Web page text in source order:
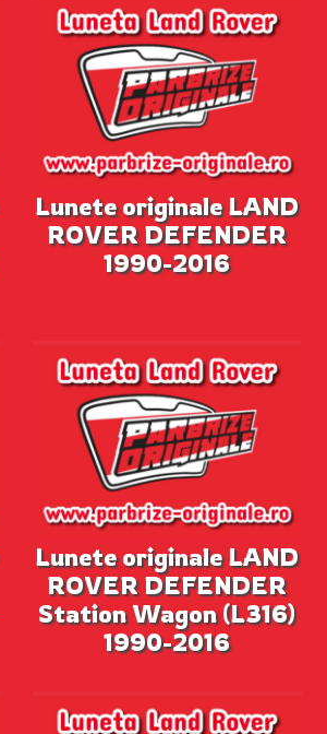
Lunete originale LAND
ROVER DEFENDER
1990-2016
Lunete originale LAND
ROVER DEFENDER
Station Wagon (L316)
1990-2016